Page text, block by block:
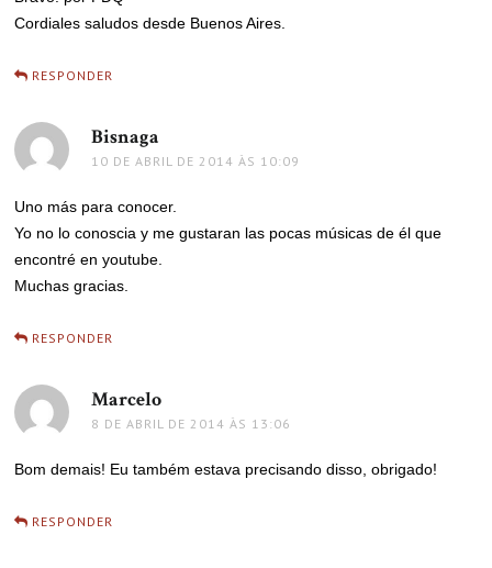
Cordiales saludos desde Buenos Aires.
RESPONDER
Bisnaga
10 DE ABRIL DE 2014 ÀS 10:09
Uno más para conocer.
Yo no lo conoscia y me gustaran las pocas músicas de él que
encontré en youtube.
Muchas gracias.
RESPONDER
Marcelo
8 DE ABRIL DE 2014 ÀS 13:06
Bom demais! Eu também estava precisando disso, obrigado!
RESPONDER